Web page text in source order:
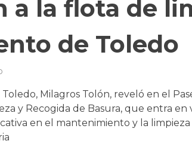
a la flota de
de Toledo
Milagros Tolón, reveló en el
y Recogida de Basura, que entra
en el mantenimiento y la